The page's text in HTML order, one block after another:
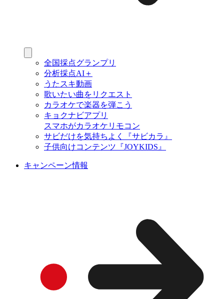
全国採点グランプリ
分析採点AI＋
うたスキ動画
歌いたい曲をリクエスト
カラオケで楽器を弾こう
キョクナビアプリ
スマホがカラオケリモコン
サビだけを気持ちよく『サビカラ』
子供向けコンテンツ『JOYKIDS』
キャンペーン情報